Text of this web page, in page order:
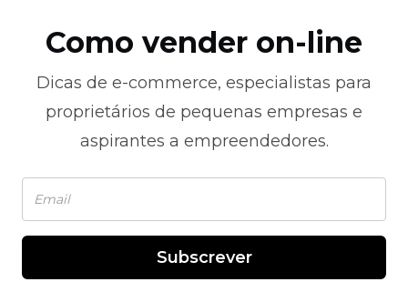
Como vender on-line
Dicas de e-commerce, especialistas para
proprietários de pequenas empresas e
aspirantes a empreendedores.
Subscrever